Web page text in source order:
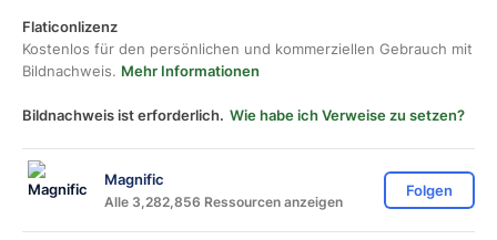
Flaticonlizenz
Kostenlos für den persönlichen und kommerziellen Gebrauch mit
Bildnachweis. Mehr Informationen
Bildnachweis ist erforderlich. Wie habe ich Verweise zu setzen?
Magnific
Alle 3,282,856 Ressourcen anzeigen
Folgen